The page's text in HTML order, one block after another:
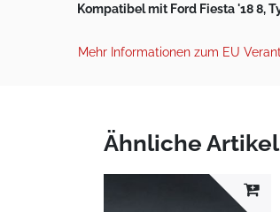
Kompatibel mit Ford Fiesta '18 8,
Mehr Informationen zum EU
Ähnliche Artikel